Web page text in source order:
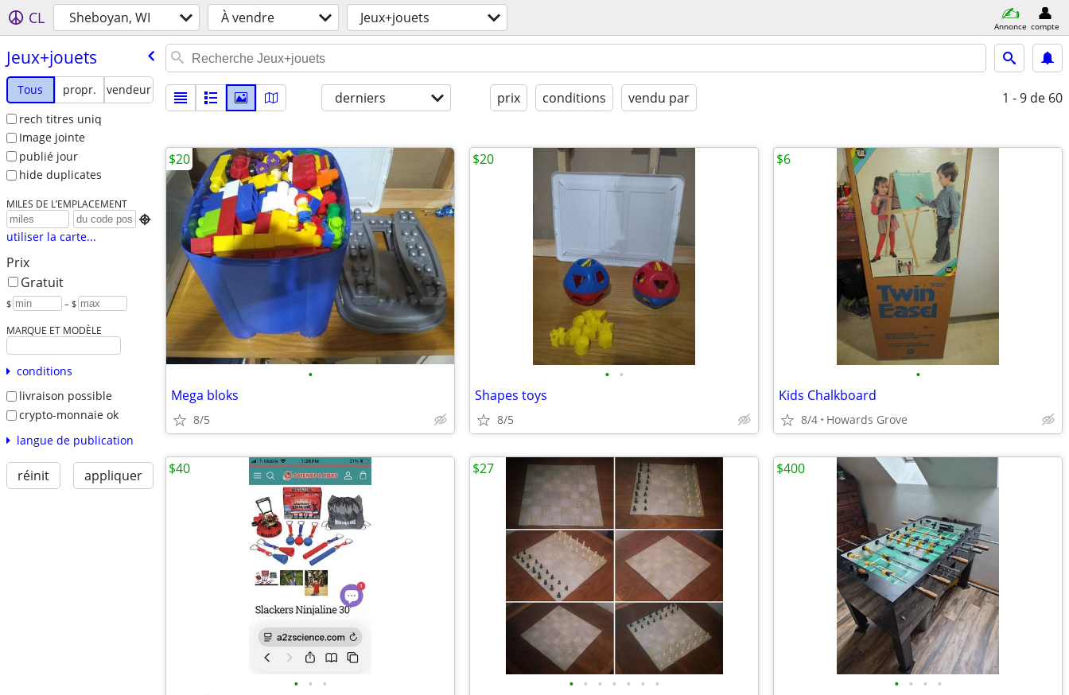
CL Sheboyan, WI À vendre Jeux+jouets Annonce compte
Jeux+jouets
Tous propr.
vendeur
rech titres uniq
Image jointe
publié jour
hide duplicates
MILES DE L’EMPLACEMENT

utiliser la carte...
Prix
Gratuit
$ – $
MARQUE ET MODÈLE
conditions
livraison possible
crypto-monnaie ok
langue de publication
réinit appliquer
derniers prix conditions vendu par 1 - 9 de 60
•
Mega bloks
8/5
$20
• •
Shapes toys
8/5
$20
•
Kids Chalkboard
8/4 Howards Grove
$6
• • •
$40
• • • • • • •
$27
• • • •
$400